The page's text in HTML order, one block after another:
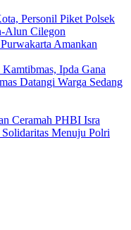
Personil Piket Polsek
Alun Cilegon
Amankan
Ipda Gana
Datangi Warga Sedang
Ceramah PHBI Isra
Menuju Polri